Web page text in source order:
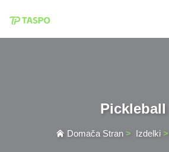
Pickleball
Domača Stran > Izdelki >